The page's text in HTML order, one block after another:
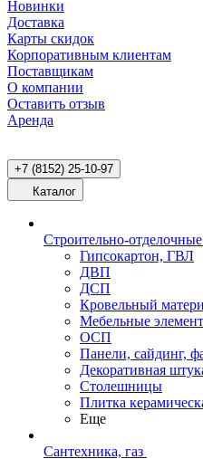
Новинки
Доставка
Карты скидок
Корпоративным клиентам
Поставщикам
О компании
Оставить отзыв
Аренда
+7 (8152) 25-10-97
Каталог
Строительно-
Гипсокартон, ГВЛ
ДВП
ДСП
Кровельный
Мебельные
ОСП
Панели, сайдинг,
Декоративная
Столешницы
Плитка
Еще
Сантехника, газ